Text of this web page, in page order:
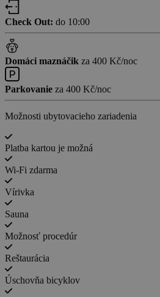
Check Out: do 10:00
Domáci maznáčik za 400 Kč/noc
Parkovanie za 400 Kč/noc
Možnosti ubytovacieho zariadenia
Platba kartou je možná
Wi-Fi zdarma
Vírivka
Sauna
Možnosť procedúr
Reštaurácia
Úschovňa bicyklov